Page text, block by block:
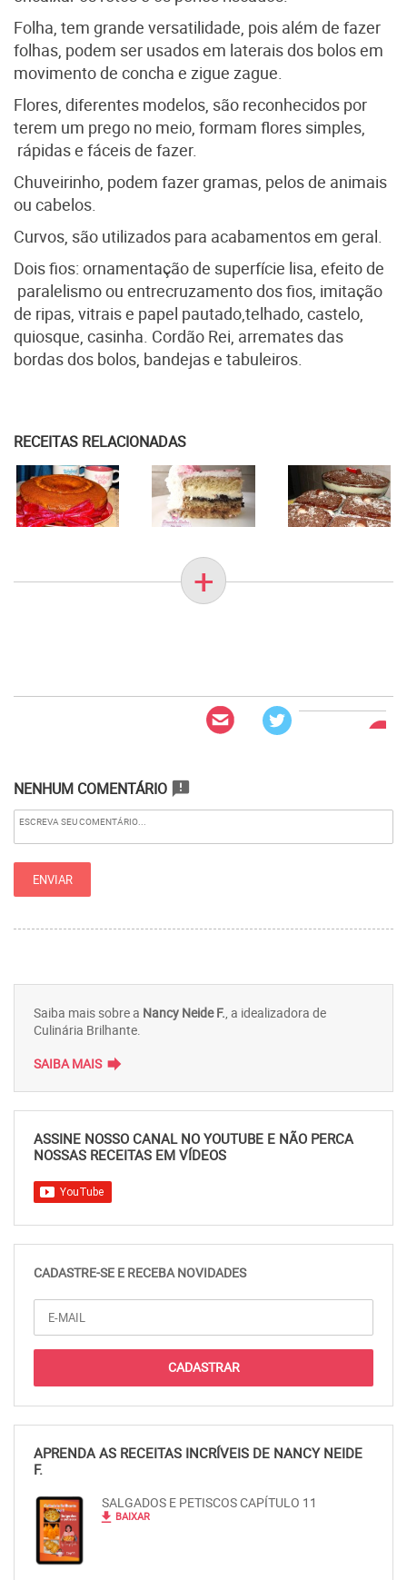
Folha, tem grande versatilidade, pois além de fazer
folhas, podem ser usados em laterais dos bolos em
movimento de concha e zigue zague.
Flores, diferentes modelos, são reconhecidos por
terem um prego no meio, formam flores simples,
rápidas e fáceis de fazer.
Chuveirinho, podem fazer gramas, pelos de animais
ou cabelos.
Curvos, são utilizados para acabamentos em geral.
Dois fios: ornamentação de superfície lisa, efeito de
paralelismo ou entrecruzamento dos fios, imitação
de ripas, vitrais e papel pautado,telhado, castelo,
quiosque, casinha. Cordão Rei, arremates das
bordas dos bolos, bandejas e tabuleiros.
RECEITAS RELACIONADAS
+
NENHUM COMENTÁRIO announcement
Saiba mais sobre a Nancy Neide F., a idealizadora de
Culinária Brilhante.
SAIBA MAIS forward
ASSINE NOSSO CANAL NO YOUTUBE E NÃO PERCA
NOSSAS RECEITAS EM VÍDEOS
CADASTRE-SE E RECEBA NOVIDADES
APRENDA AS RECEITAS INCRÍVEIS DE NANCY NEIDE
F.
SALGADOS E PETISCOS CAPÍTULO 11
file_download BAIXAR